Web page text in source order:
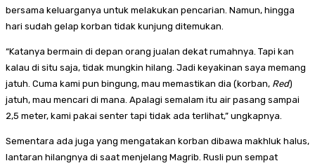
bersama keluarganya untuk melakukan pencarian. Namun, hingga
hari sudah gelap korban tidak kunjung ditemukan.
“Katanya bermain di depan orang jualan dekat rumahnya. Tapi kan
kalau di situ saja, tidak mungkin hilang. Jadi keyakinan saya memang
jatuh. Cuma kami pun bingung, mau memastikan dia (korban, Red)
jatuh, mau mencari di mana. Apalagi semalam itu air pasang sampai
2,5 meter, kami pakai senter tapi tidak ada terlihat,” ungkapnya.
Sementara ada juga yang mengatakan korban dibawa makhluk halus,
lantaran hilangnya di saat menjelang Magrib. Rusli pun sempat